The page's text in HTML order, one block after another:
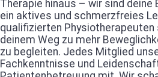
Therapie hinaus – wir sind
ein aktives und schmerzfreies
qualifizierten
deinem Weg zu mehr
zu begleiten. Jedes Mitglied
Fachkenntnisse und